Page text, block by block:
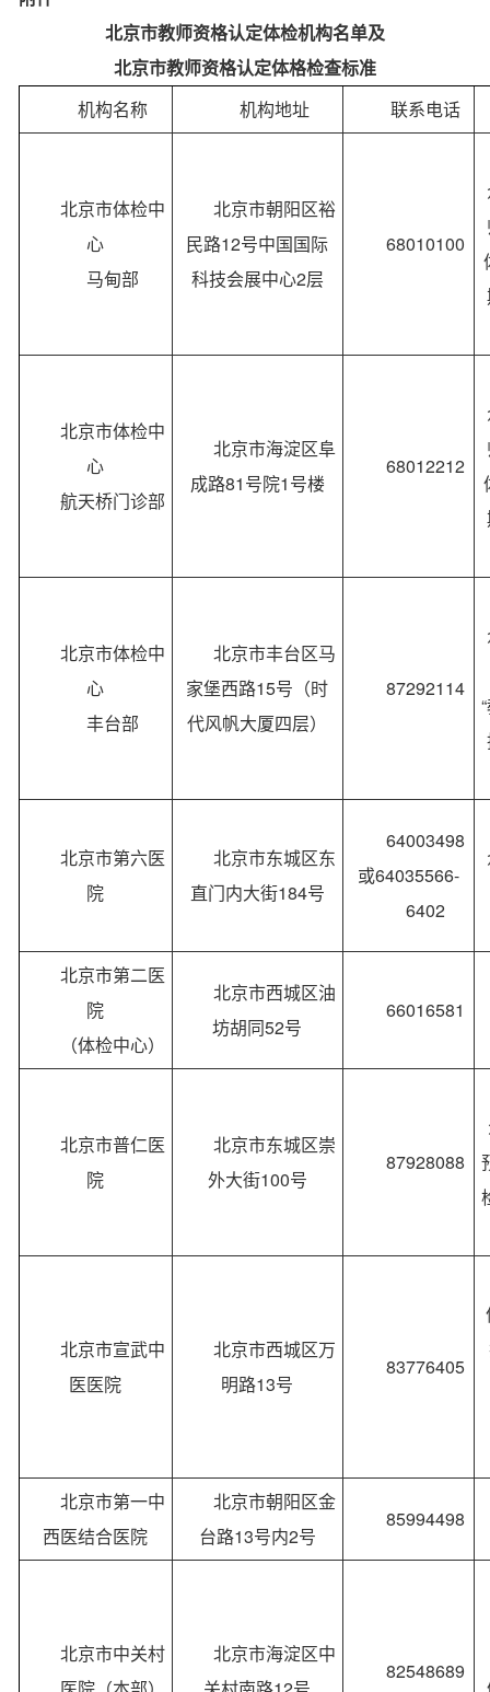
北京市教师资格认定体检机构名单及
北京市教师资格认定体格检查标准
机构名称
机构地址 联系电话
北京市体检中
心
马甸部
北京市朝阳区裕
民路12号中国国际
科技会展中心2层
68010100
北京市体检中
心
航天桥门诊部
北京市海淀区阜
成路81号院1号楼
68012212
北京市体检中
心
丰台部
北京市丰台区马
家堡西路15号（时
代风帆大厦四层）
87292114
北京市第六医
院
北京市东城区东
直门内大街184号
64003498
或64035566-
6402
北京市第二医
院
（体检中心）
北京市西城区油
坊胡同52号
66016581
北京市普仁医
院
北京市东城区崇
外大街100号
87928088
北京市宣武中
医医院
北京市西城区万
明路13号
83776405
北京市第一中
西医结合医院
北京市朝阳区金
台路13号内2号
85994498
北京市中关村
北京市海淀区中
82548689